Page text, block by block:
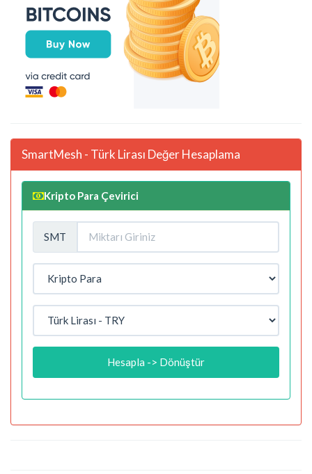
SmartMesh - Türk Lirası Değer Hesaplama
Kripto Para Çevirici
SMT
Hesapla -> Dönüştür